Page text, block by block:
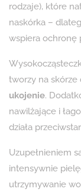
rodzaje), które
naskórka –
wspiera ochronę
tworzy na
ukojenie.
nawilżające i
działa
Uzupełnieniem
intensywnie
utrzymywanie